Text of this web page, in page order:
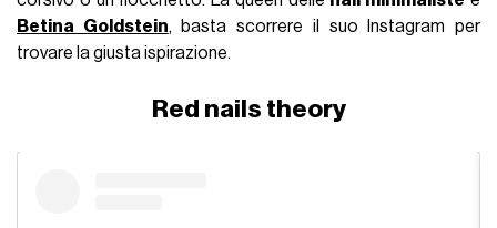
Betina Goldstein, basta scorrere il suo Instagram per
trovare la giusta ispirazione.
Red nails theory